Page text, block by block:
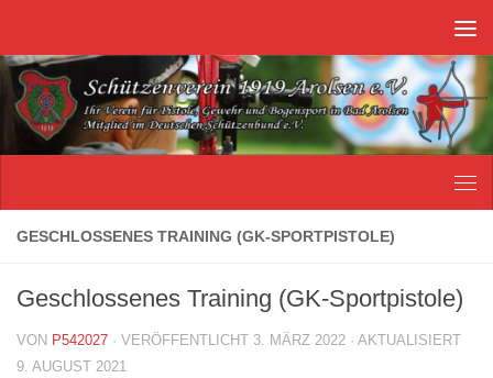
GESCHLOSSENES TRAINING (GK-SPORTPISTOLE)
Geschlossenes Training (GK-Sportpistole)
VON P542027 · VERÖFFENTLICHT 3. MÄRZ 2022 · AKTUALISIERT
9. AUGUST 2021